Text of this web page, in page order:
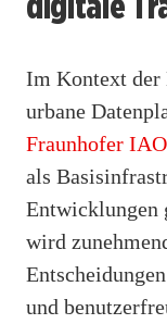
Im Kontext
urbane
Fraunhofer IAO
als
Entwicklungen
wird
und